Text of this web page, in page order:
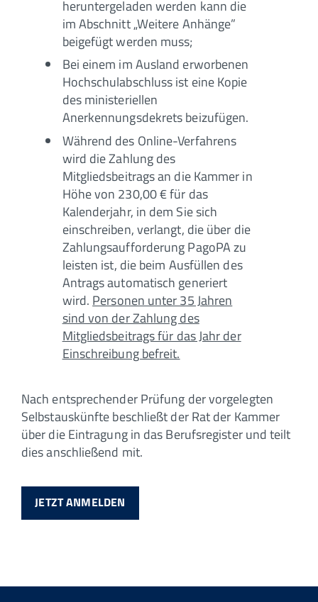
heruntergeladen werden kann die
im Abschnitt „Weitere Anhänge”
beigefügt werden muss;
Bei einem im Ausland erworbenen
Hochschulabschluss ist eine Kopie
des ministeriellen
Anerkennungsdekrets beizufügen.
Während des Online-Verfahrens
wird die Zahlung des
Mitgliedsbeitrags an die Kammer in
Höhe von 230,00 € für das
Kalenderjahr, in dem Sie sich
einschreiben, verlangt, die über die
Zahlungsaufforderung PagoPA zu
leisten ist, die beim Ausfüllen des
Antrags automatisch generiert
wird. Personen unter 35 Jahren
sind von der Zahlung des
Mitgliedsbeitrags für das Jahr der
Einschreibung befreit.
Nach entsprechender Prüfung der vorgelegten
Selbstauskünfte beschließt der Rat der Kammer
über die Eintragung in das Berufsregister und teilt
dies anschließend mit.
JETZT ANMELDEN